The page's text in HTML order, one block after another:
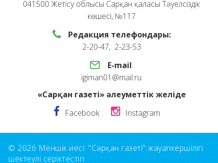
041500 Жетісу облысы Сарқан қаласы Тәуелсіздік
көшесі, №117
Редакция телефондары:
2-20-47, 2-23-53
E-mail:
igiman01@mail.ru
«Сарқан газеті» әлеуметтік желіде
Facebook
Instagram
© 2026 Меншік иесі: "Сарқан газеті" жауапкершілігі
шектеулі серіктестігі.